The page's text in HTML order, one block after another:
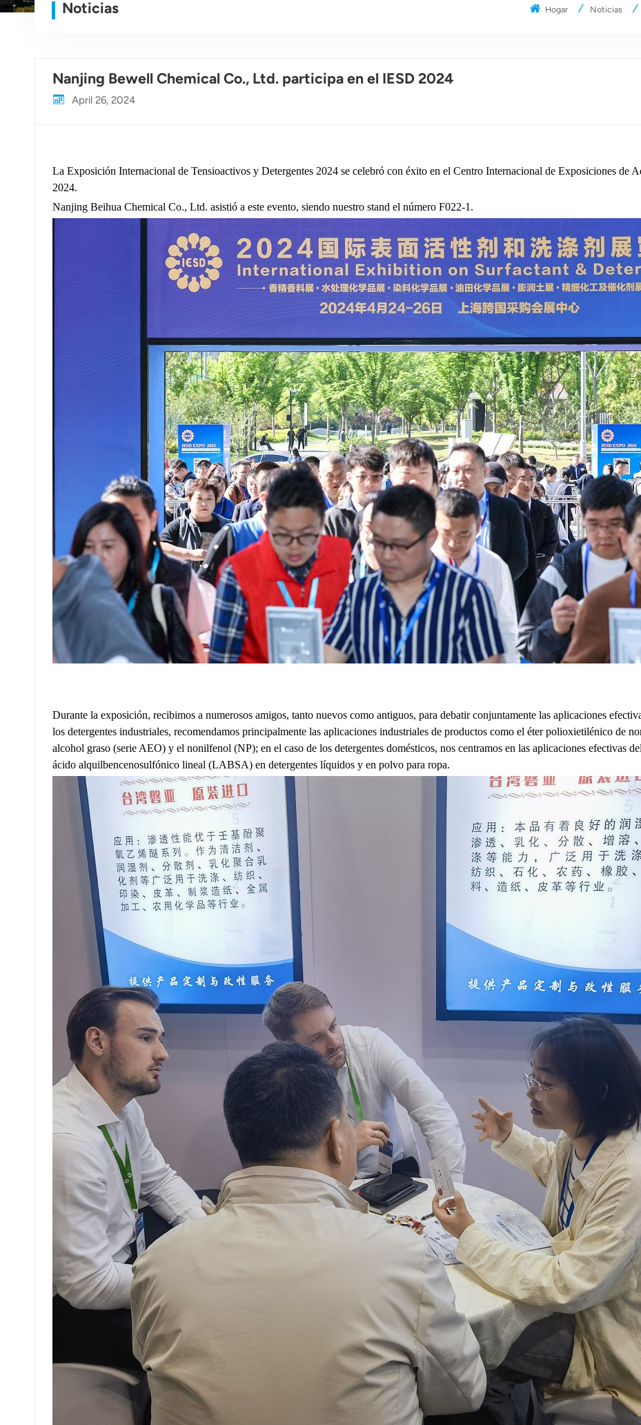
Noticias Hogar Noticias
Nanjing Bewell Chemical Co., Ltd. participa en el IESD 2024
April 26, 2024
La Exposición Internacional de Tensioactivos y Detergentes 2024 se celebró con éxito en el Centro Internacional de Exposiciones de
2024.
Nanjing Beihua Chemical Co., Ltd. asistió a este evento, siendo nuestro stand el número F022-1.
Durante la exposición, recibimos a numerosos amigos, tanto nuevos como antiguos, para debatir conjuntamente las aplicaciones
los detergentes industriales, recomendamos principalmente las aplicaciones industriales de productos como el éter polioxietilénico de
alcohol graso (serie AEO) y el nonilfenol (NP); en el caso de los detergentes domésticos, nos centramos en las aplicaciones efectivas
ácido alquilbencenosulfónico lineal (LABSA) en detergentes líquidos y en polvo para ropa.